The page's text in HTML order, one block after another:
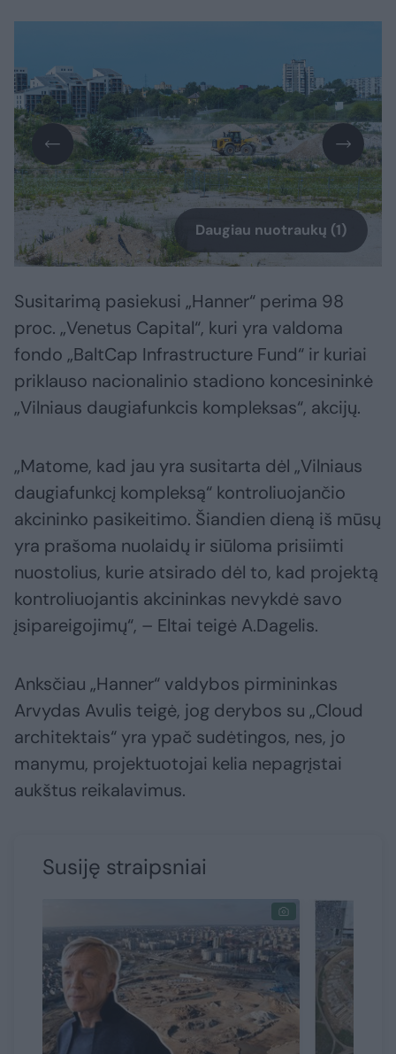
Daugiau nuotraukų (1)
Susitarimą pasiekusi „Hanner“ perima 98
proc. „Venetus Capital“, kuri yra valdoma
fondo „BaltCap Infrastructure Fund“ ir kuriai
priklauso nacionalinio stadiono koncesininkė
„Vilniaus daugiafunkcis kompleksas“, akcijų.
„Matome, kad jau yra susitarta dėl „Vilniaus
daugiafunkcį kompleksą“ kontroliuojančio
akcininko pasikeitimo. Šiandien dieną iš mūsų
yra prašoma nuolaidų ir siūloma prisiimti
nuostolius, kurie atsirado dėl to, kad projektą
kontroliuojantis akcininkas nevykdė savo
įsipareigojimų“, – Eltai teigė A.Dagelis.
Anksčiau „Hanner“ valdybos pirmininkas
Arvydas Avulis teigė, jog derybos su „Cloud
architektais“ yra ypač sudėtingos, nes, jo
manymu, projektuotojai kelia nepagrįstai
aukštus reikalavimus.
Susiję straipsniai